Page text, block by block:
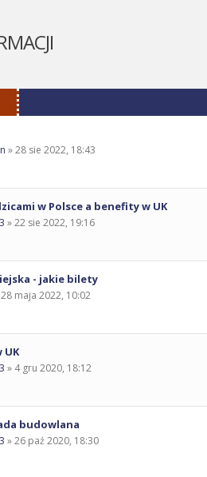
» 28 sie 2022, 18:43
w Polsce a benefity w UK
» 22 sie 2022, 19:16
- jakie bilety
maja 2022, 10:02
UK
» 4 gru 2020, 18:12
budowlana
» 26 paź 2020, 18:30